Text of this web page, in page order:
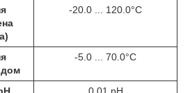
-20.0 ... 120.0°C
-5.0 ... 70.0°C
0.01 pH